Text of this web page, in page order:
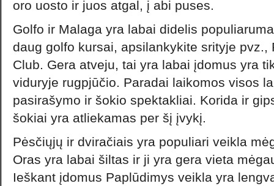
oro uosto ir juos atgal, į abi puses.
Golfo ir Malaga yra labai didelis
daug golfo kursai, apsilankykite srityje pvz.,
Club. Gera atveju, tai yra labai įdomus yra
viduryje rugpjūčio. Paradai laikomos visos
pasirašymo ir šokio spektakliai. Korida ir
šokiai yra atliekamas per šį įvykį.
Pėsčiųjų ir dviračiais yra populiari veikla
Oras yra labai šiltas ir ji yra gera vieta
Ieškant įdomus Paplūdimys veikla yra